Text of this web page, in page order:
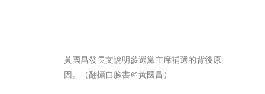
黃國昌發長文說明參選黨主席補選的背後原
因。（翻攝自臉書＠黃國昌）